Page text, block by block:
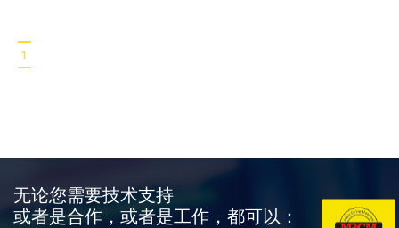
1
无论您需要技术支持
或者是合作，或者是工作，都可以：